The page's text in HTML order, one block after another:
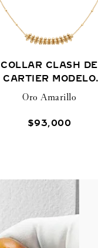
COLLAR CLASH DE
CARTIER MODELO
MEDIANO
Oro Amarillo
$93,000